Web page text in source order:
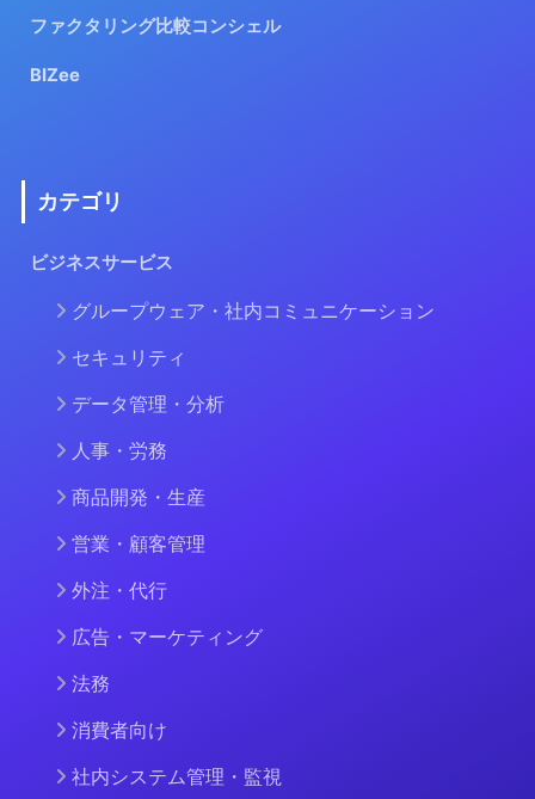
ファクタリング比較コンシェル
BIZee
カテゴリ
ビジネスサービス
グループウェア・社内コミュニケーション
セキュリティ
データ管理・分析
人事・労務
商品開発・生産
営業・顧客管理
外注・代行
広告・マーケティング
法務
消費者向け
社内システム管理・監視